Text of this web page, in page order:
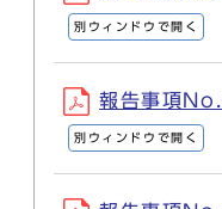
別ウィンドウで開く
報告事項
別ウィンドウで開く